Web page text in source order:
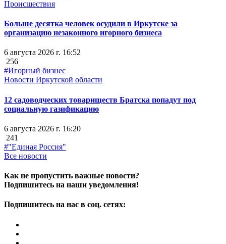
Происшествия
Больше десятка человек осудили в Иркутске за
организацию незаконного игорного бизнеса
6 августа 2026 г. 16:52
256
#Игорный бизнес
Новости Иркутской области
12 садоводческих товариществ Братска попадут под
социальную газификацию
6 августа 2026 г. 16:20
241
#"Единая Россия"
Все новости
Как не пропустить важные новости?
Подпишитесь на наши уведомления!
Подпишитесь на нас в соц. сетях: